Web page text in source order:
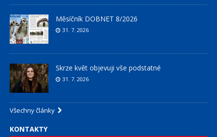
Měsíčník DOBNET 8/2026
31. 7. 2026
Skrze květ objevuji vše podstatné
31. 7. 2026
Všechny články
KONTAKTY